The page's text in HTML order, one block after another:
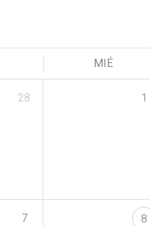
MIÉ
28 1
7 8